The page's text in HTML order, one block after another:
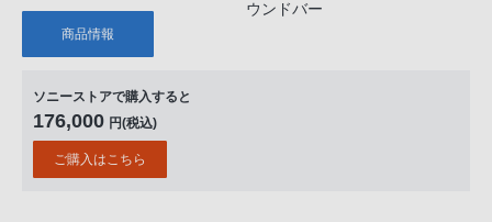
ウンドバー
商品情報
ソニーストアで購入すると
176,000 円(税込)
ご購入はこちら